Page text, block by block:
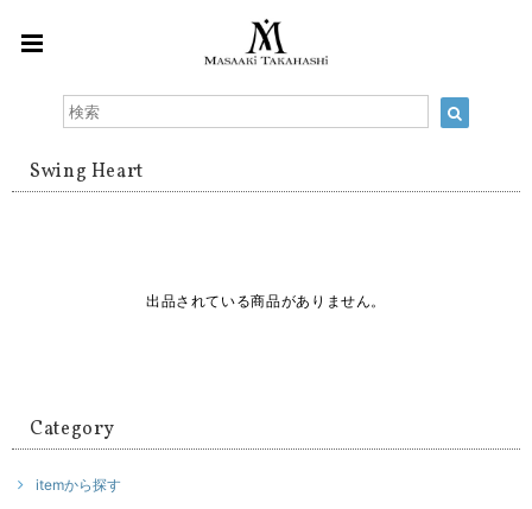
Swing Heart
出品されている商品がありません。
Category
itemから探す